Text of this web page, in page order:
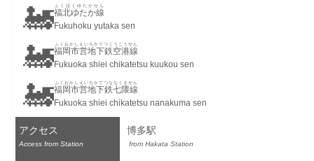
🚂福北ゆたか線
ふくほくゆたかせん
Fukuhoku yutaka sen
🚂福岡市営地下鉄空港線
ふくおかしえいちかてつくうこうせん
Fukuoka shiei chikatetsu kuukou sen
🚂福岡市営地下鉄七隈線
ふくおかしえいちかてつななくません
Fukuoka shiei chikatetsu nanakuma sen
アクセス
Access from Station
博多駅
from Hakata Station